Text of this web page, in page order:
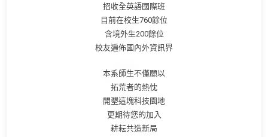
招收全英語國際班
目前在校生760餘位
含境外生200餘位
校友遍佈國內外資訊界
本系師生不僅願以
拓荒者的熱忱
開墾這塊科技園地
更期待您的加入
耕耘共造新局